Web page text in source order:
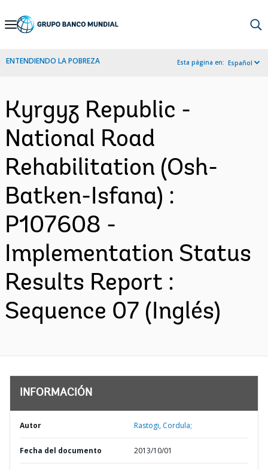
Skip
Navigation
ENTENDIENDO LA POBREZA Esta página en: Español
Kyrgyz Republic -
National Road
Rehabilitation (Osh-
Batken-Isfana) :
P107608 -
Implementation Status
Results Report :
Sequence 07 (Inglés)
INFORMACIÓN
Autor Rastogi, Cordula;
Fecha del documento 2013/10/01